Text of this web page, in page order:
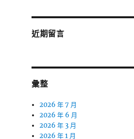
近期留言
彙整
2026 年 7 月
2026 年 6 月
2026 年 3 月
2026 年 1 月